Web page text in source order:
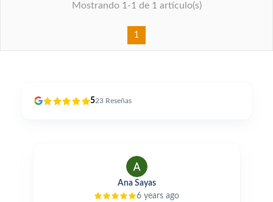
Mostrando 1-1 de 1 artículo(s)
1
523 Reseñas
Ana Sayas
6 years ago